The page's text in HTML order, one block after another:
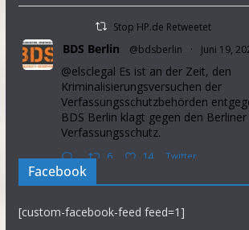
Stop HP.de Retweetet
BDS Berlin @bdsberlin · Juni 19,
@elsclegal Es ist an der Zeit, den
Kriminalisierungsversuchen der
Verfassungsschutzbehörden
BDS Berlin klagt gegen den Berliner
Verfassungsschutz.
6 14 Twitter
Facebook
[custom-facebook-feed feed=1]